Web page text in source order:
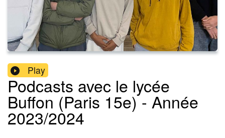
Play
Podcasts avec le lycée
Buffon (Paris 15e) - Année
2023/2024